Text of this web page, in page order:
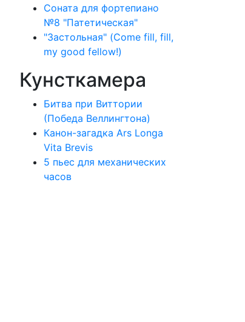
Соната для фортепиано
№8 "Патетическая"
"Застольная" (Come fill, fill,
my good fellow!)
Кунсткамера
Битва при Виттории
(Победа Веллингтона)
Канон-загадка Ars Longa
Vita Brevis
5 пьес для механических
часов